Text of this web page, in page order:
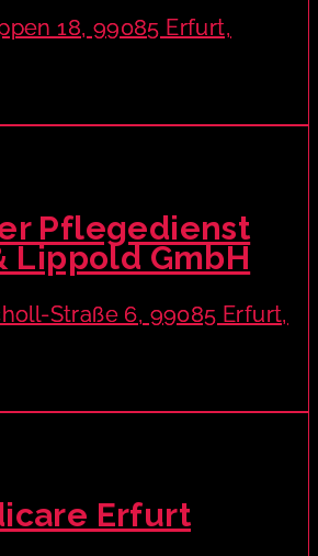
18, 99085 Erfurt,
Pflegedienst
Lippold GmbH
Straße 6, 99085 Erfurt,
Erfurt